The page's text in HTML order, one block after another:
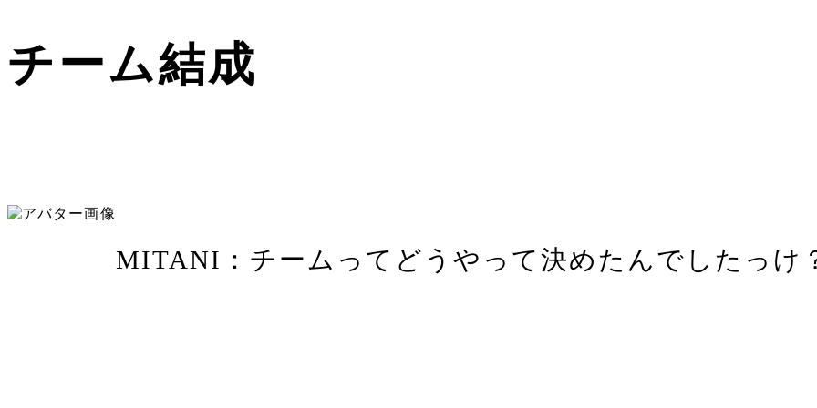
チーム結成
MITANI ：チームってどうやって決めたんでしたっけ